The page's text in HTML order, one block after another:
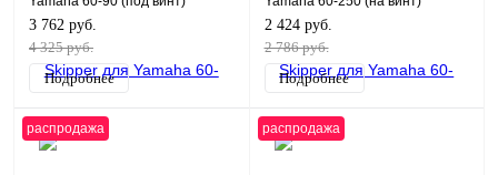
3 762 руб.
4 325 руб.
Подробнее
2 424 руб.
2 786 руб.
Подробнее
распродажа распродажа